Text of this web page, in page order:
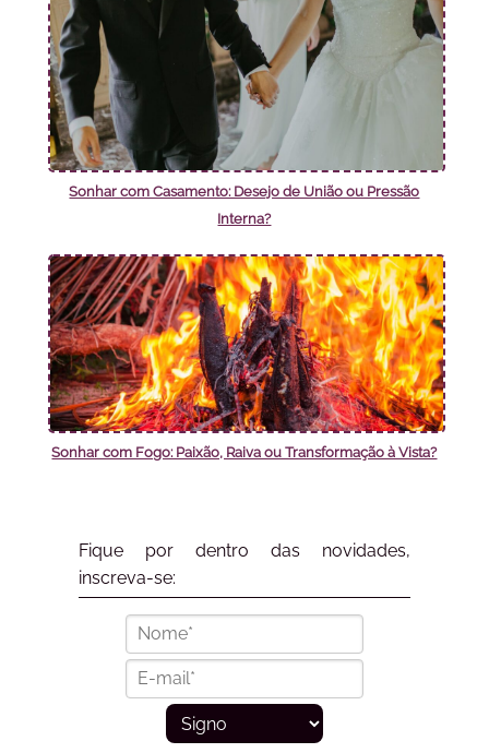
Sonhar com Casamento: Desejo de União ou Pressão
Interna?
Sonhar com Fogo: Paixão, Raiva ou Transformação à Vista?
Fique por dentro das novidades,
inscreva-se: